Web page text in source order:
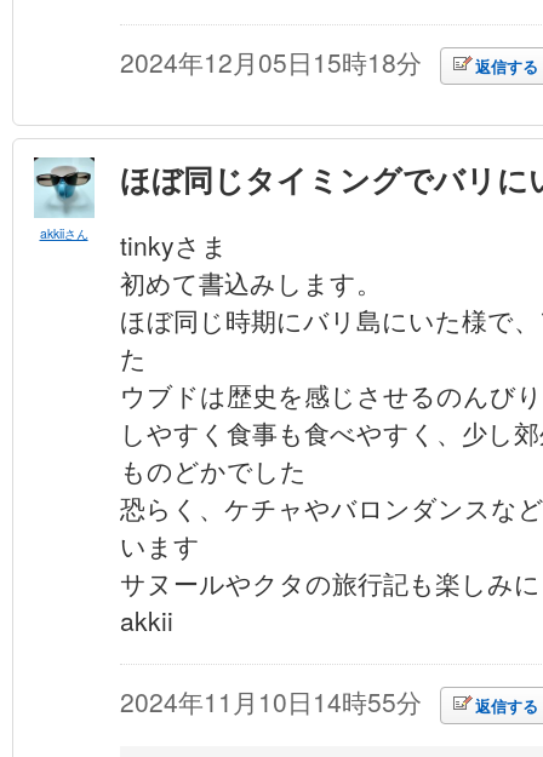
2024年12月05日15時18分 返信する
akkiiさん
ほぼ同じタイミングでバリに
tinkyさま
初めて書込みします。
ほぼ同じ時期にバリ島にいた様で
た
ウブドは歴史を感じさせるのんび
しやすく食事も食べやすく、少し
ものどかでした
恐らく、ケチャやバロンダンスな
います
サヌールやクタの旅行記も楽しみ
akkii
2024年11月10日14時55分 返信する